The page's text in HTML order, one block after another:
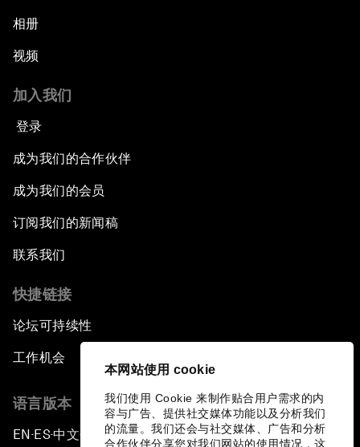
本网站使用 cookie
我们使用 Cookie 来制作贴合用户需求的内
容与广告、提供社交媒体功能以及分析我们
的流量。我们还会与社交媒体、广告和分析
合作伙伴分享您对我们网站的使用情况，这
相册
视频
加入我们
登录
成为我们的合作伙伴
成为我们的会员
订阅我们的新闻稿
联系我们
快捷链接
论坛可持续性
工作机会
语言版本
EN ▪ES▪中文▪ 日本語